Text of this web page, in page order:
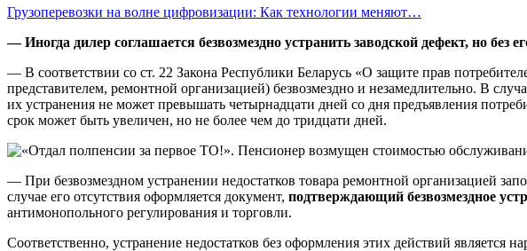
Грузоперевозки на волне цифровизации: Как технологии меняют…
— Иногда дилер соглашается безвозмездно устранить заводской дефект, но без
— В соответствии со ст. 22 Закона Республики Беларусь «О защите прав
представителем, ремонтной организацией) безвозмездно и незамедлительно. В
их устранения не может превышать четырнадцати дней со дня предъявления
срок может быть увеличен, но не более чем до тридцати дней.
— При безвозмездном устранении недостатков товара ремонтной организацией
случае его отсутствия оформляется документ, подтверждающий безвозмездное
антимонопольного регулирования и торговли.
Соответственно, устранение недостатков без оформления этих действий является